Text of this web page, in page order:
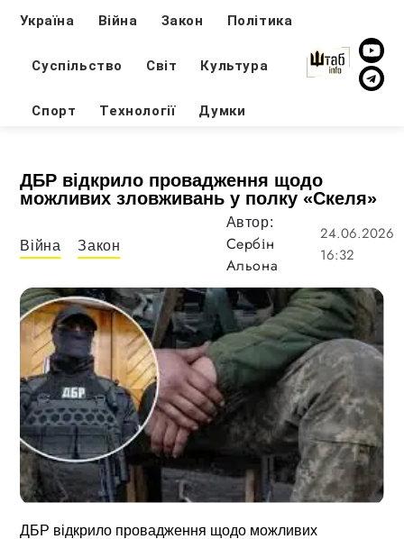
Україна Війна Закон Політика
Суспільство Світ Культура
Спорт Технології Думки
ДБР відкрило провадження щодо
можливих зловживань у полку «Скеля»
Війна Закон
Автор:
Сербін
Альона
24.06.2026
16:32
ДБР відкрило провадження щодо можливих